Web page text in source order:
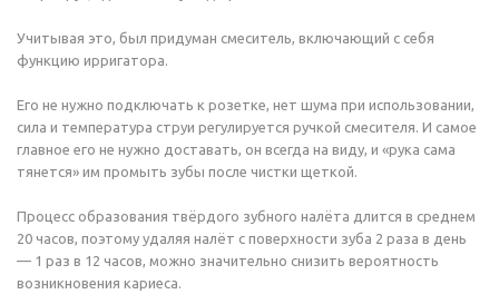
Учитывая это, был придуман смеситель, включающий с себя
функцию ирригатора.
Его не нужно подключать к розетке, нет шума при использовании,
сила и температура струи регулируется ручкой смесителя. И самое
главное его не нужно доставать, он всегда на виду, и «рука сама
тянется» им промыть зубы после чистки щеткой.
Процесс образования твёрдого зубного налёта длится в среднем
20 часов, поэтому удаляя налёт с поверхности зуба 2 раза в день
— 1 раз в 12 часов, можно значительно снизить вероятность
возникновения кариеса.